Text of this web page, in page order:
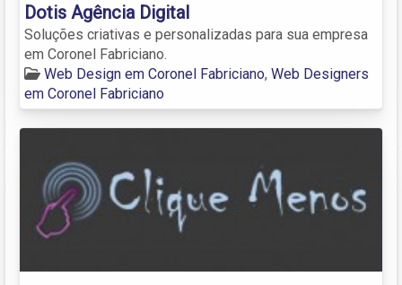
Dotis Agência Digital
Soluções criativas e personalizadas para sua empresa
em Coronel Fabriciano.
Web Design em Coronel Fabriciano, Web Designers
em Coronel Fabriciano